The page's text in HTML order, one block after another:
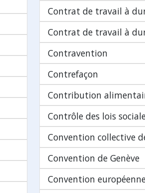
Contrat de travail à
Contrat de travail à
Contravention
Contrefaçon
Contribution
Contrôle des lois
Convention collective
Convention de Genève
Convention